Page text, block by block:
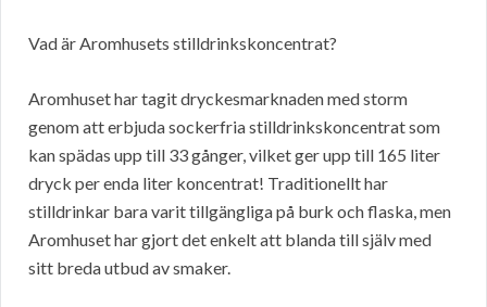
Vad är Aromhusets stilldrinkskoncentrat?
Aromhuset har tagit dryckesmarknaden med storm
genom att erbjuda sockerfria stilldrinkskoncentrat som
kan spädas upp till 33 gånger, vilket ger upp till 165 liter
dryck per enda liter koncentrat! Traditionellt har
stilldrinkar bara varit tillgängliga på burk och flaska, men
Aromhuset har gjort det enkelt att blanda till själv med
sitt breda utbud av smaker.